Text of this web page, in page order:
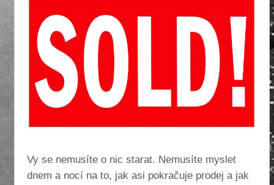
Vy se nemusíte o nic starat. Nemusíte myslet
dnem a nocí na to, jak asi pokračuje prodej a jak